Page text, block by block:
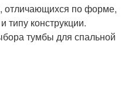
отличающихся по форме,
конструкции.
тумбы для спальной